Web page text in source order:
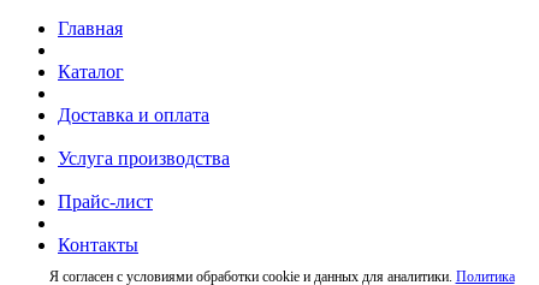
Я согласен с условиями обработки cookie и данных для аналитики. Политика
Главная
Каталог
Доставка и оплата
Услуга производства
Прайс-лист
Контакты